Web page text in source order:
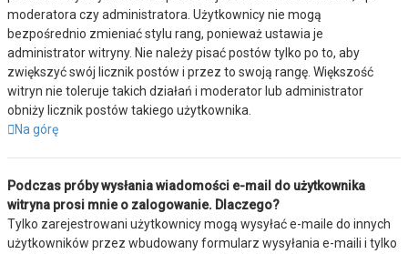
moderatora czy administratora. Użytkownicy nie mogą
bezpośrednio zmieniać stylu rang, ponieważ ustawia je
administrator witryny. Nie należy pisać postów tylko po to, aby
zwiększyć swój licznik postów i przez to swoją rangę. Większość
witryn nie toleruje takich działań i moderator lub administrator
obniży licznik postów takiego użytkownika.
Na górę
Podczas próby wysłania wiadomości e-mail do użytkownika
witryna prosi mnie o zalogowanie. Dlaczego?
Tylko zarejestrowani użytkownicy mogą wysyłać e-maile do innych
użytkowników przez wbudowany formularz wysyłania e-maili i tylko